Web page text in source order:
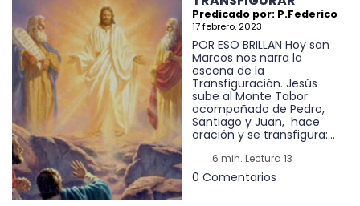
Predicado por: P.Federico
17 febrero, 2023
POR ESO BRILLAN Hoy san
Marcos nos narra la
escena de la
Transfiguración. Jesús
sube al Monte Tabor
acompañado de Pedro,
Santiago y Juan, hace
oración y se transfigura:...
6 min. Lectura 13
0 Comentarios